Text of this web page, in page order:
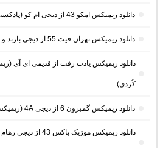
دانلود ریمیکس امکو 43 از دیجی ام کو (پادکست طولانی عاشقانه)
دانلود ریمیکس تهران فیت 55 از دیجی باربد و محمد موریانی
دانلود ریمیکس یادت رفت از قدیمی ای آی
کُردی)
دانلود ریمیکس گمبرون 6 از دیجی 4A (ریمیکس طولانی شاد بندری جنوبی)
دانلود ریمیکس موزیک